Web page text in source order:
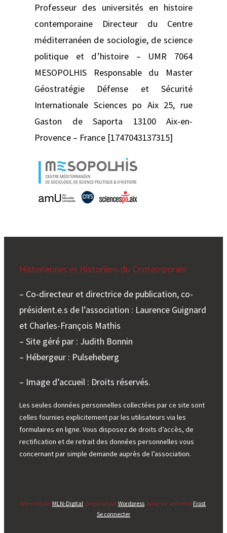
Professeur des universités en histoire
contemporaine Directeur du Centre
méditerranéen de sociologie, de science
politique et d’histoire – UMR 7064
MESOPOLHIS Responsable du Master
Géostratégie Défense et Sécurité
Internationale Sciences po Aix 25, rue
Gaston de Saporta 13100 Aix-en-
Provence – France [1747043137315]
Historiennes et Historiens du Contemporain
– Co-directeur et directrice de publication, co-
président.e.s de l’association : Laurence Guignard
et Charles-François Mathis
– Site géré par : Judith Bonnin
– Hébergeur : Pulseheberg
– Image d’accueil : Droits réservés.
Les seules données personnelles collectées par ce site sont
celles fournies explicitement par les utilisateurs via les
formulaires en ligne. Vous disposez de droits d’accès, de
rectification et de retrait des données personnelles vous
concernant par simple demande auprès de l’association.
Site créé par MLN-Digital , propulsé parWordpress , basé sur le thème Frost.
Se connecter